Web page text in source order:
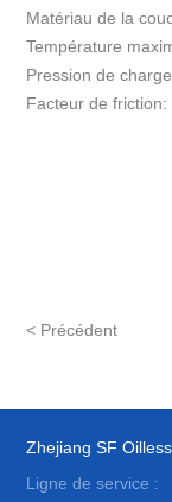
Matériau de la
Température
Pression de
Facteur de friction:
< Précédent
Zhejiang SF
Ligne de service :